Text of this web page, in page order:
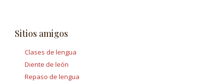
Sitios amigos
Clases de lengua
Diente de león
Repaso de lengua